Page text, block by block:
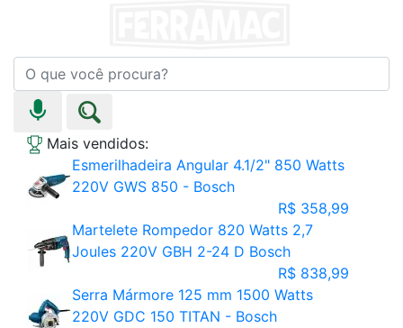
Mais vendidos:
Esmerilhadeira Angular 4.1/2" 850 Watts
220V GWS 850 - Bosch
R$ 358,99
Martelete Rompedor 820 Watts 2,7
Joules 220V GBH 2-24 D Bosch
R$ 838,99
Serra Mármore 125 mm 1500 Watts
220V GDC 150 TITAN - Bosch